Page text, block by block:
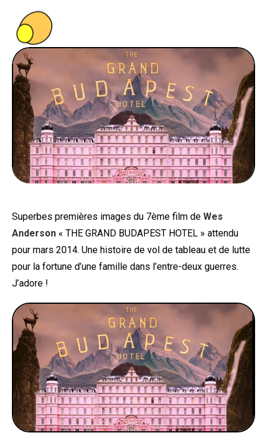
PEOPLE
FOOD
BONS PLANS
SOUTENEZ KULTT
Superbes premières images du 7ème film de Wes
Anderson « THE GRAND BUDAPEST HOTEL » attendu
pour mars 2014. Une histoire de vol de tableau et de lutte
pour la fortune d’une famille dans l’entre-deux guerres.
J’adore !